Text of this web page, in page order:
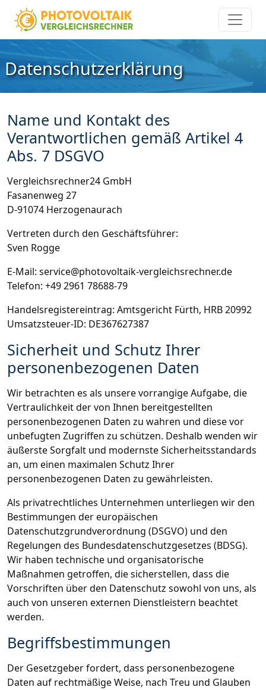
Datenschutzerklärung
Name und Kontakt des
Verantwortlichen gemäß Artikel 4
Abs. 7 DSGVO
Vergleichsrechner24 GmbH
Fasanenweg 27
D-91074 Herzogenaurach
Vertreten durch den Geschäftsführer:
Sven Rogge
E-Mail: service@photovoltaik-vergleichsrechner.de
Telefon: +49 2961 78688-79
Handelsregistereintrag: Amtsgericht Fürth, HRB 20992
Umsatzsteuer-ID: DE367627387
Sicherheit und Schutz Ihrer
personenbezogenen Daten
Wir betrachten es als unsere vorrangige Aufgabe, die
Vertraulichkeit der von Ihnen bereitgestellten
personenbezogenen Daten zu wahren und diese vor
unbefugten Zugriffen zu schützen. Deshalb wenden wir
äußerste Sorgfalt und modernste Sicherheitsstandards
an, um einen maximalen Schutz Ihrer
personenbezogenen Daten zu gewährleisten.
Als privatrechtliches Unternehmen unterliegen wir den
Bestimmungen der europäischen
Datenschutzgrundverordnung (DSGVO) und den
Regelungen des Bundesdatenschutzgesetzes (BDSG).
Wir haben technische und organisatorische
Maßnahmen getroffen, die sicherstellen, dass die
Vorschriften über den Datenschutz sowohl von uns, als
auch von unseren externen Dienstleistern beachtet
werden.
Begriffsbestimmungen
Der Gesetzgeber fordert, dass personenbezogene
Daten auf rechtmäßige Weise, nach Treu und Glauben